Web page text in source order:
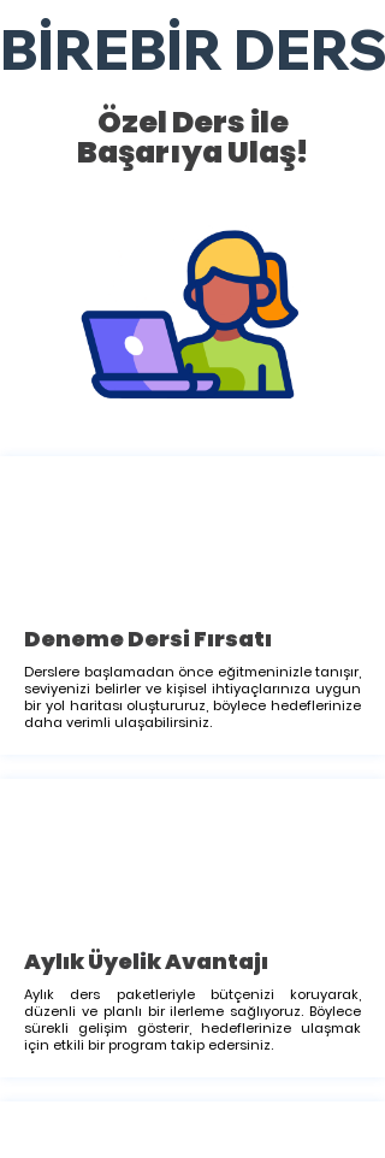
BİREBİR
Özel Ders ile
Başarıya Ulaş!
Deneme Dersi Fırsatı
Derslere başlamadan önce eğitmeninizle tanışır,
seviyenizi belirler ve kişisel ihtiyaçlarınıza uygun
bir yol haritası oluştururuz, böylece hedeflerinize
daha verimli ulaşabilirsiniz.
Aylık Üyelik Avantajı
Aylık ders paketleriyle bütçenizi koruyarak,
düzenli ve planlı bir ilerleme sağlıyoruz. Böylece
sürekli gelişim gösterir, hedeflerinize ulaşmak
için etkili bir program takip edersiniz.